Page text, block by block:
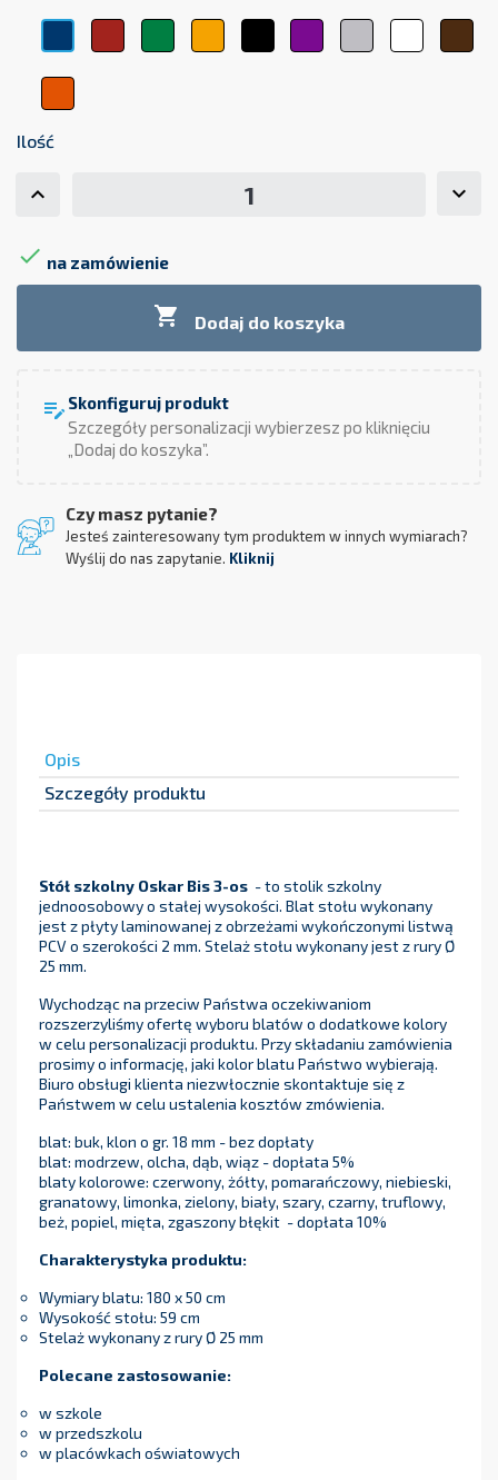
CzerwonyZielonyŻółty Czarny FioletowySrebrnyBiały
Pomarańczowy
Ilość
 na zamówienie
 Dodaj do koszyka
edit_note Skonfiguruj produkt
Szczegóły personalizacji wybierzesz po kliknięciu
„Dodaj do koszyka”.
Czy masz pytanie?
Jesteś zainteresowany tym produktem w innych wymiarach?
Wyślij do nas zapytanie. Kliknij
Opis
Szczegóły produktu
Stół szkolny Oskar Bis 3-os - to stolik szkolny
jednoosobowy o stałej wysokości. Blat stołu wykonany
jest z płyty laminowanej z obrzeżami wykończonymi listwą
PCV o szerokości 2 mm. Stelaż stołu wykonany jest z rury Ø
25 mm.
Wychodząc na przeciw Państwa oczekiwaniom
rozszerzyliśmy ofertę wyboru blatów o dodatkowe kolory
w celu personalizacji produktu. Przy składaniu zamówienia
prosimy o informację, jaki kolor blatu Państwo wybierają.
Biuro obsługi klienta niezwłocznie skontaktuje się z
Państwem w celu ustalenia kosztów zmówienia.
blat: buk, klon o gr. 18 mm - bez dopłaty
blat: modrzew, olcha, dąb, wiąz - dopłata 5%
blaty kolorowe: czerwony, żółty, pomarańczowy, niebieski,
granatowy, limonka, zielony, biały, szary, czarny, truflowy,
beż, popiel, mięta, zgaszony błękit - dopłata 10%
Charakterystyka produktu:
Wymiary blatu: 180 x 50 cm
Wysokość stołu: 59 cm
Stelaż wykonany z rury Ø 25 mm
Polecane zastosowanie:
w szkole
w przedszkolu
w placówkach oświatowych